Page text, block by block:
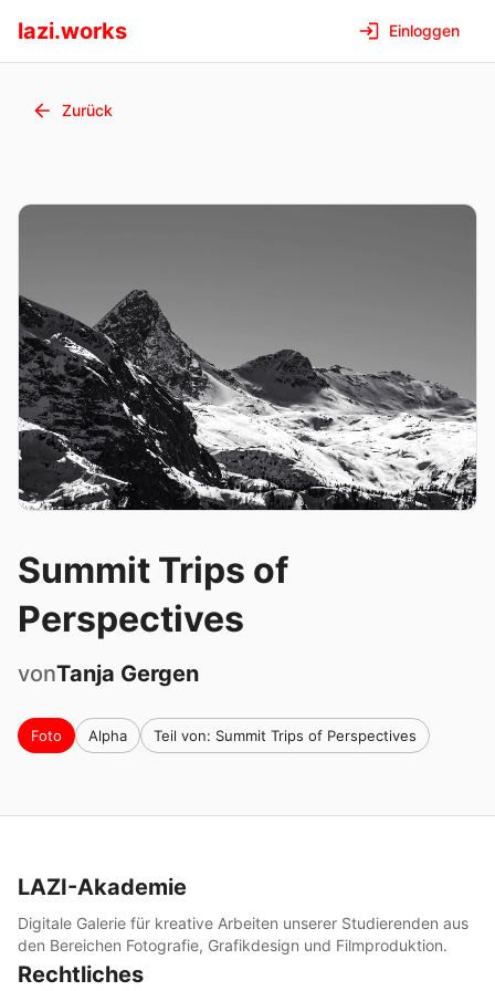
lazi.works Einloggen
Zurück
Summit Trips of
Perspectives
vonTanja Gergen
Foto Alpha Teil von: Summit Trips of Perspectives
LAZI-Akademie
Digitale Galerie für kreative Arbeiten unserer Studierenden aus
den Bereichen Fotografie, Grafikdesign und Filmproduktion.
Rechtliches